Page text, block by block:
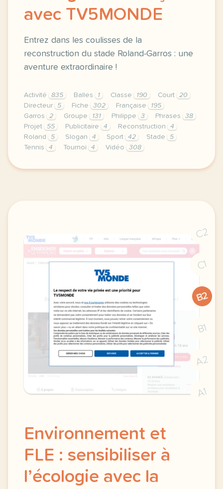
avec TV5MONDE
Entrez dans les coulisses de la
reconstruction du stade Roland-Garros : une
aventure extraordinaire !
Activité 835 Balles 1 Classe 190 Court
20
Directeur
5 Fiche 302 Française
195
Garros
2 Groupe 131 Philippe 3 Phrases
38
Projet
55 Publicitaire 4 Reconstruction
4
Roland
5 Slogan 4 Sport 42 Stade
5
Tennis
4 Tournoi 4 Vidéo 308
le respect de votre vie privee est une priorite
C2
C1
B2
B1
A2
A1
Environnement et
FLE : sensibiliser à
l’écologie avec la